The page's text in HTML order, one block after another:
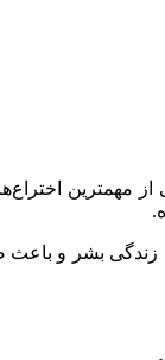
مهمترین
زندگی بشر و